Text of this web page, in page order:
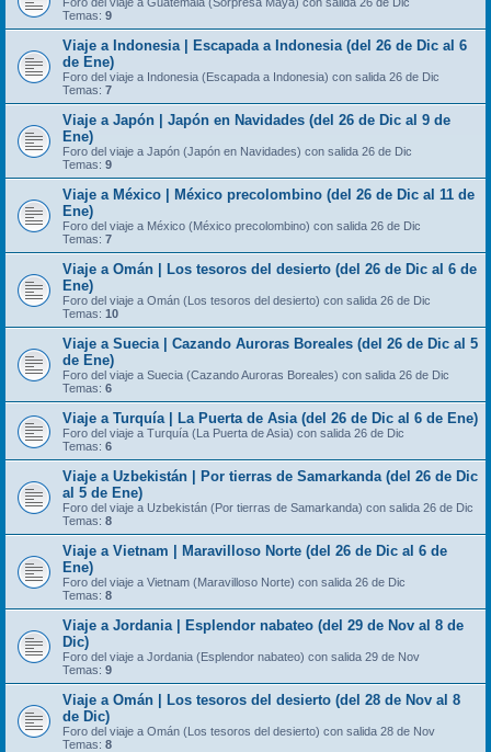
Temas: 9
Viaje a Indonesia | Escapada a Indonesia (del 26 de Dic al 6
de Ene)
Foro del viaje a Indonesia (Escapada a Indonesia) con salida 26 de Dic
Temas: 7
Viaje a Japón | Japón en Navidades (del 26 de Dic al 9 de
Ene)
Foro del viaje a Japón (Japón en Navidades) con salida 26 de Dic
Temas: 9
Viaje a México | México precolombino (del 26 de Dic al 11 de
Ene)
Foro del viaje a México (México precolombino) con salida 26 de Dic
Temas: 7
Viaje a Omán | Los tesoros del desierto (del 26 de Dic al 6 de
Ene)
Foro del viaje a Omán (Los tesoros del desierto) con salida 26 de Dic
Temas: 10
Viaje a Suecia | Cazando Auroras Boreales (del 26 de Dic al 5
de Ene)
Foro del viaje a Suecia (Cazando Auroras Boreales) con salida 26 de Dic
Temas: 6
Viaje a Turquía | La Puerta de Asia (del 26 de Dic al 6 de Ene)
Foro del viaje a Turquía (La Puerta de Asia) con salida 26 de Dic
Temas: 6
Viaje a Uzbekistán | Por tierras de Samarkanda (del 26 de Dic
al 5 de Ene)
Foro del viaje a Uzbekistán (Por tierras de Samarkanda) con salida 26 de Dic
Temas: 8
Viaje a Vietnam | Maravilloso Norte (del 26 de Dic al 6 de
Ene)
Foro del viaje a Vietnam (Maravilloso Norte) con salida 26 de Dic
Temas: 8
Viaje a Jordania | Esplendor nabateo (del 29 de Nov al 8 de
Dic)
Foro del viaje a Jordania (Esplendor nabateo) con salida 29 de Nov
Temas: 9
Viaje a Omán | Los tesoros del desierto (del 28 de Nov al 8
de Dic)
Foro del viaje a Omán (Los tesoros del desierto) con salida 28 de Nov
Temas: 8